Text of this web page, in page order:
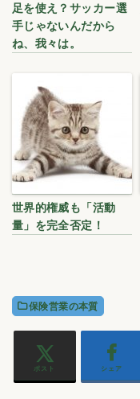
足を使え？サッカー選
手じゃないんだから
ね、我々は。
世界的権威も「活動
量」を完全否定！
保険営業の本質
ポスト シェア